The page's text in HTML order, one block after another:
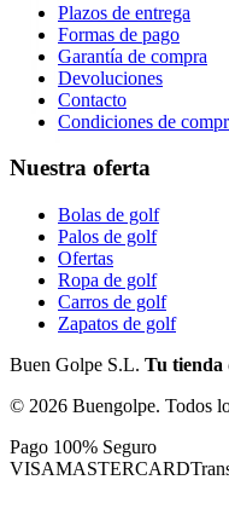
Plazos de entrega
Formas de pago
Garantía de compra
Devoluciones
Contacto
Condiciones de
Nuestra oferta
Bolas de golf
Palos de golf
Ofertas
Ropa de golf
Carros de golf
Zapatos de golf
Buen Golpe S.L. Tu tienda
© 2026 Buengolpe. Todos
Pago 100% Seguro
VISAMASTERCARD